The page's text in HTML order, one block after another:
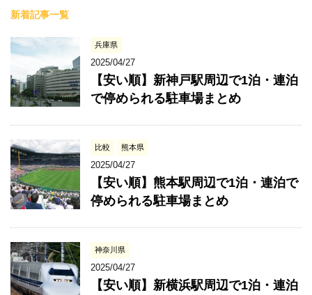
新着記事一覧
兵庫県
2025/04/27
【安い順】新神戸駅周辺で1泊・連泊
で停められる駐車場まとめ
比較 熊本県
2025/04/27
【安い順】熊本駅周辺で1泊・連泊で
停められる駐車場まとめ
神奈川県
2025/04/27
【安い順】新横浜駅周辺で1泊・連泊